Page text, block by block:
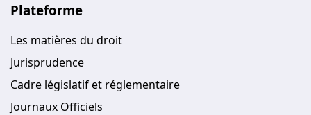
Plateforme
Les matières du droit
Jurisprudence
Cadre législatif et réglementaire
Journaux Officiels